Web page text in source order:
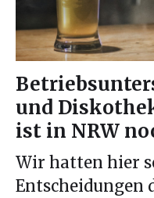
und
ist in NRW
Wir hatten hier
Entscheidungen